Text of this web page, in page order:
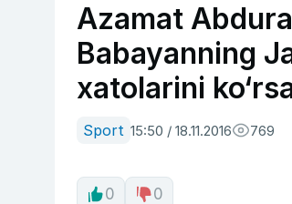
Azamat
Babayanning
xatolarini
Sport 15:50 / 18.11.2016 769
0 0